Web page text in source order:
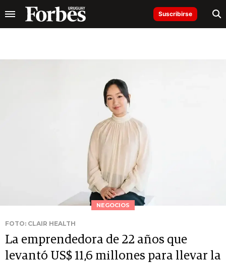
Suscribirse
NEGOCIOS
FOTO: CLAIR HEALTH
La emprendedora de 22 años que
levantó US$ 11,6 millones para llevar la